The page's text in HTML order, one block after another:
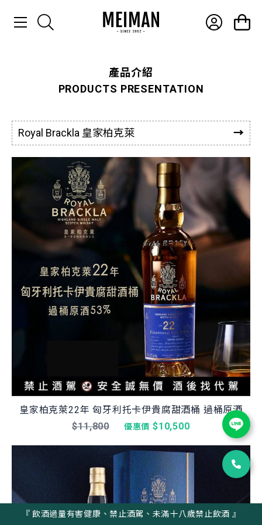
產品介紹
常見問題
聯絡我們
產品介紹
PRODUCTS PRESENTATION
Royal Brackla 皇家柏克萊
皇家柏克萊22年 匈牙利托卡伊貴腐甜酒桶 過桶原酒
$11,800
優惠價 $10,500
『 飲酒過量有害健康、禁止酒駕、未滿十八歲禁止飲酒 』